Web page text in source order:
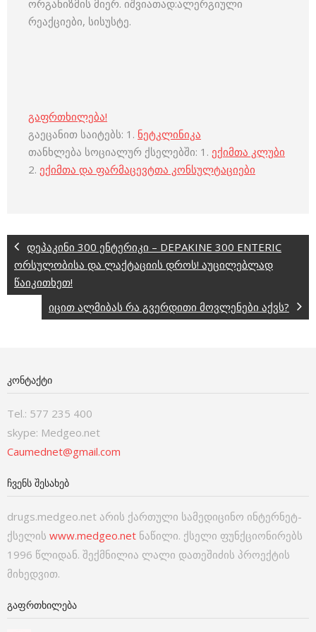
ორგანიზმის მიერ. იშვიათად:ალერგიული
რეაქციები, სისუსტე.
გაფრთხილება!
გაეცანით საიტებს: 1. ნეტკლინიკა
თანხლება სოციალურ ქსელებში: 1. ექიმთა კლუბი
2. ექიმთა და ფარმაცევტთა კონსულტაციები
დეპაკინი 300 ენტერიკი – DEPAKINE 300 ENTERIC
ორსულობისა და ლაქტაციის დროს! აუცილებლად
წაიკითხეთ!
იცით ალმიბას რა გვერდითი მოვლენები აქვს?
ᲙᲝᲜᲢᲐᲥᲢᲘ
Tel.: 577 235 400
skype: Medgeo.net
Caumednet@gmail.com
ᲩᲕᲔᲜᲡ ᲨᲔᲡᲐᲮᲔᲑ
drugs.medgeo.net არის ქართული სამედიცინო ინტერნეტ-
ქსელის www.medgeo.net ნაწილი. ქსელი ფუნქციონირებს
1996 წლიდან. შექმნილია ლალი დათეშიძის პროექტის
მიხედვით.
ᲒᲐᲤᲠᲗᲮᲘᲚᲔᲑᲐ